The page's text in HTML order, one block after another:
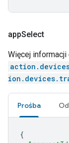
appSelect
Więcej
Prośba
{